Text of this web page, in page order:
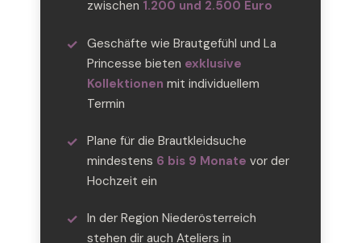
zwischen 1.200 und 2.500 Euro
Geschäfte wie Brautgefühl und La
Princesse bieten exklusive
Kollektionen mit individuellem
Termin
Plane für die Brautkleidsuche
mindestens 6 bis 9 Monate vor der
Hochzeit ein
In der Region Niederösterreich
stehen dir auch Ateliers in